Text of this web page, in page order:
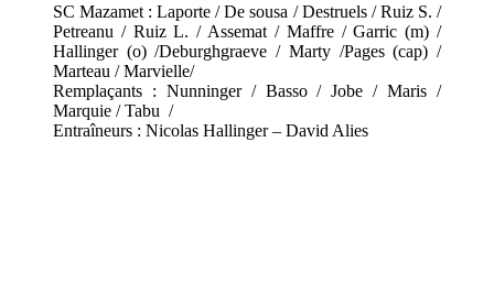
SC Mazamet : Laporte / De sousa / Destruels / Ruiz S. /
Petreanu / Ruiz L. / Assemat / Maffre / Garric (m) /
Hallinger (o) /Deburghgraeve / Marty /Pages (cap) /
Marteau / Marvielle/
Remplaçants : Nunninger / Basso / Jobe / Maris /
Marquie / Tabu /
Entraîneurs : Nicolas Hallinger – David Alies